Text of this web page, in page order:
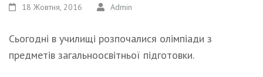
18 Жовтня, 2016 Admin
Сьогодні в училищі розпочалися олімпіади з
предметів загальноосвітньої підготовки.